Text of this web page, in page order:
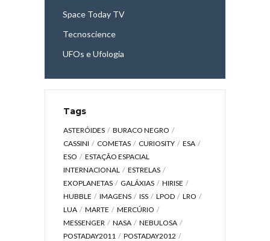
Space Today TV
Tecnoscience
UFOs e Ufologia
Tags
ASTERÓIDES
BURACO NEGRO
CASSINI
COMETAS CURIOSITY
ESA
ESO
ESTAÇÃO ESPACIAL
INTERNACIONAL
ESTRELAS
EXOPLANETAS
GALÁXIAS
HIRISE
HUBBLE
IMAGENS ISS LPOD
LRO
LUA
MARTE
MERCÚRIO
MESSENGER
NASA
NEBULOSA
POSTADAY2011
POSTADAY2012